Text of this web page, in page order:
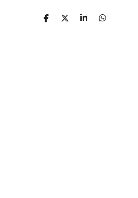
D D S D